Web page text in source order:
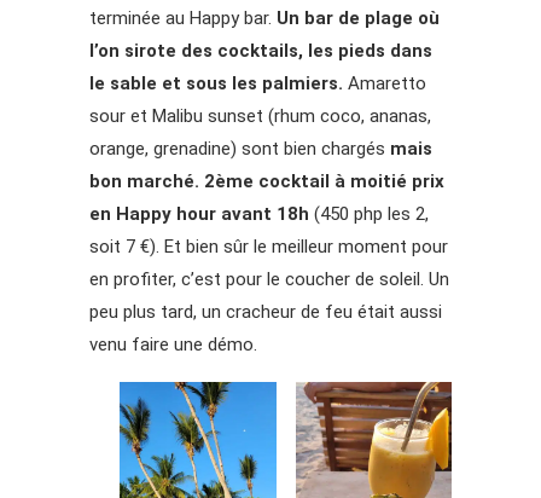
terminée au Happy bar. Un bar de plage où
l’on sirote des cocktails, les pieds dans
le sable et sous les palmiers. Amaretto
sour et Malibu sunset (rhum coco, ananas,
orange, grenadine) sont bien chargés mais
bon marché. 2ème cocktail à moitié prix
en Happy hour avant 18h (450 php les 2,
soit 7 €). Et bien sûr le meilleur moment pour
en profiter, c’est pour le coucher de soleil. Un
peu plus tard, un cracheur de feu était aussi
venu faire une démo.